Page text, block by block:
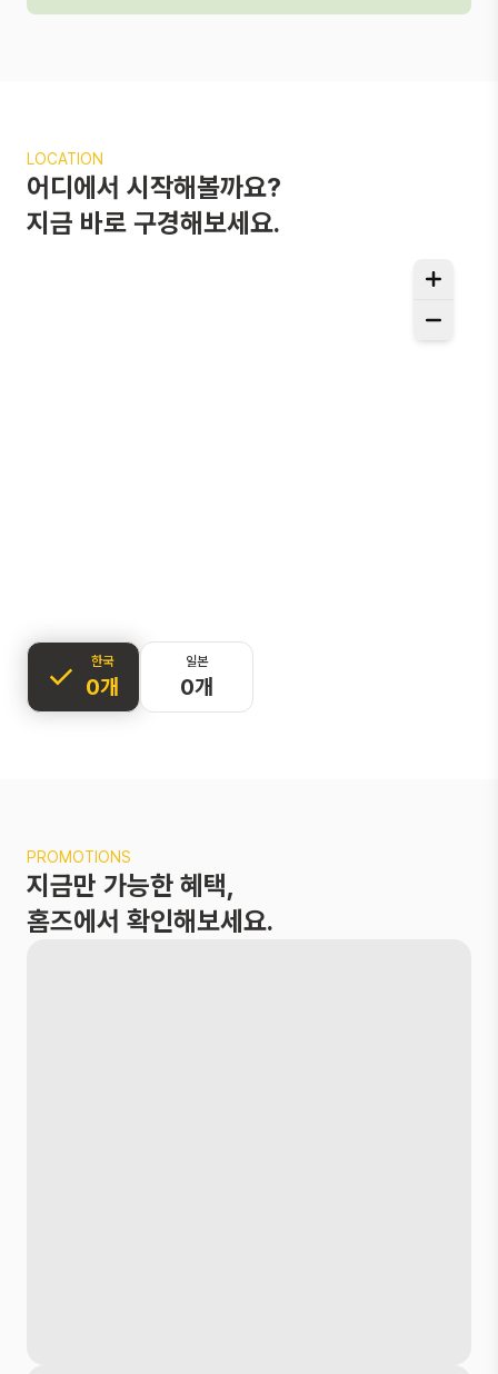
LOCATION
어디에서 시작해볼까요?
지금 바로 구경해보세요.
대 및 축소,
한 손가락으로 이
동이 가능해요
한국
0개
일본
0개
PROMOTIONS
지금만 가능한 혜택,
홈즈에서 확인해보세요.